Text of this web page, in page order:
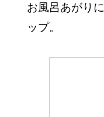
お風呂あがり
ップ。